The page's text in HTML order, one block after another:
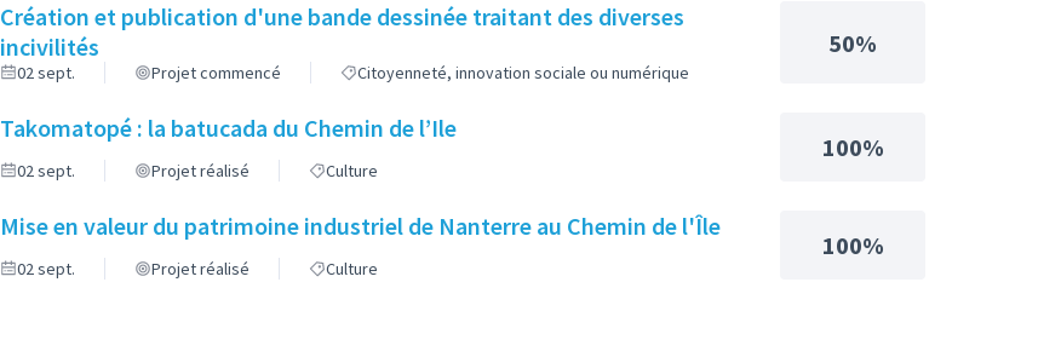
Création et publication d'une bande dessinée traitant des diverses
incivilités
02 sept. Projet commencé Citoyenneté, innovation sociale ou numérique
50%
Takomatopé : la batucada du Chemin de l’Ile
02 sept. Projet réalisé Culture
100%
Mise en valeur du patrimoine industriel de Nanterre au Chemin de l'Île
02 sept. Projet réalisé Culture
100%